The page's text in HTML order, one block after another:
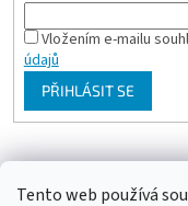
Tento web používá
Vložením e-mailu
údajů
PŘIHLÁSIT SE